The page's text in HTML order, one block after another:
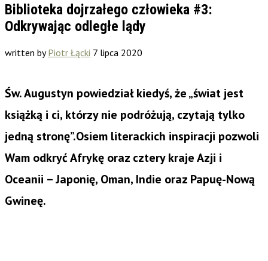
Biblioteka dojrzałego człowieka #3:
Odkrywając odległe lądy
written byPiotr Łącki 7 lipca 2020
Św. Augustyn powiedział kiedyś, że „świat jest
książką i ci, którzy nie podróżują, czytają tylko
jedną stronę”.Osiem literackich inspiracji pozwoli
Wam odkryć Afrykę oraz cztery kraje Azji i
Oceanii – Japonię, Oman, Indie oraz Papuę-Nową
Gwineę.